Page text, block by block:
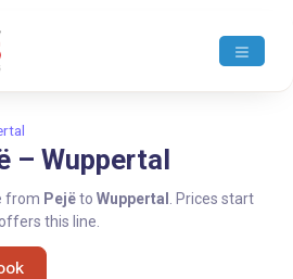
– Wuppertal
from Pejëto Wuppertal
. Prices start
this line.